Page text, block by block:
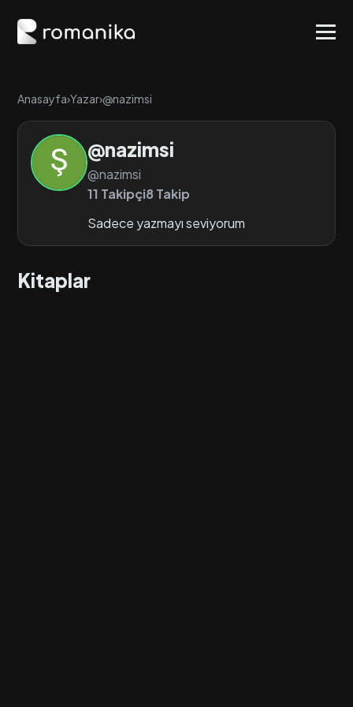
Anasayfa›Yazar›@nazimsi
@nazimsi
@nazimsi
11 Takipçi8 Takip
Sadece yazmayı seviyorum
Kitaplar